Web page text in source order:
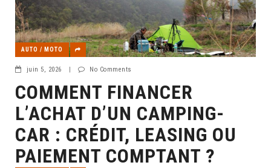
AUTO / MOTO
juin 5, 2026 | No Comments
COMMENT FINANCER
L’ACHAT D’UN CAMPING-
CAR : CRÉDIT, LEASING OU
PAIEMENT COMPTANT ?